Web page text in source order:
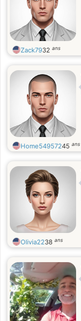
Zack7932 ans
Home54957245 ans
Olivia2238 ans